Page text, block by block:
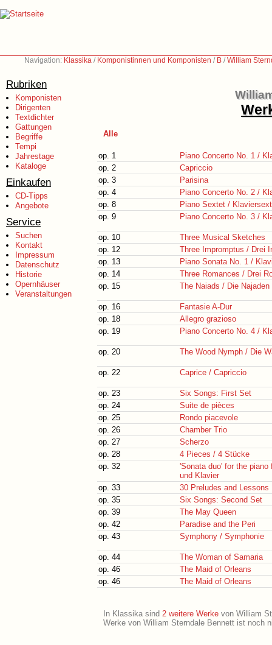
Navigation: Klassika / Komponistinnen und Komponisten / B /William
Rubriken
Komponisten
Dirigenten
Textdichter
Gattungen
Begriffe
Tempi
Jahrestage
Kataloge
Einkaufen
CD-Tipps
Angebote
Service
Suchen
Kontakt
Impressum
Datenschutz
Historie
Opernhäuser
Veranstaltungen
Alle
op. 1
Piano Concerto No. 1 /
op. 2
Capriccio
op. 3
Parisina
op. 4
Piano Concerto No. 2 /
op. 8
Piano Sextet /
op. 9
Piano Concerto No. 3 /
op. 10
Three Musical Sketches
op. 12
Three Impromptus / Drei
op. 13
Piano Sonata No. 1 /
op. 14
Three Romances / Drei
op. 15
The Naiads / Die Najaden
op. 16
Fantasie A-Dur
op. 18
Allegro grazioso
op. 19
Piano Concerto No. 4 /
op. 20 The Wood Nymph / Die
op. 22 Caprice / Capriccio
op. 23
Six Songs: First Set
op. 24
Suite de pièces
op. 25
Rondo piacevole
op. 26
Chamber Trio
op. 27
Scherzo
op. 28
4 Pieces / 4 Stücke
op. 32
'Sonata duo' for the
und Klavier
op. 33
30 Preludes and Lessons
op. 35
Six Songs: Second Set
op. 39
The May Queen
op. 42
Paradise and the Peri
op. 43
Symphony / Symphonie
op. 44
The Woman of Samaria
op. 46
The Maid of Orleans
op. 46
The Maid of Orleans
In Klassika sind 2 weitere Werke von William
Werke von William Sterndale Bennett ist noch